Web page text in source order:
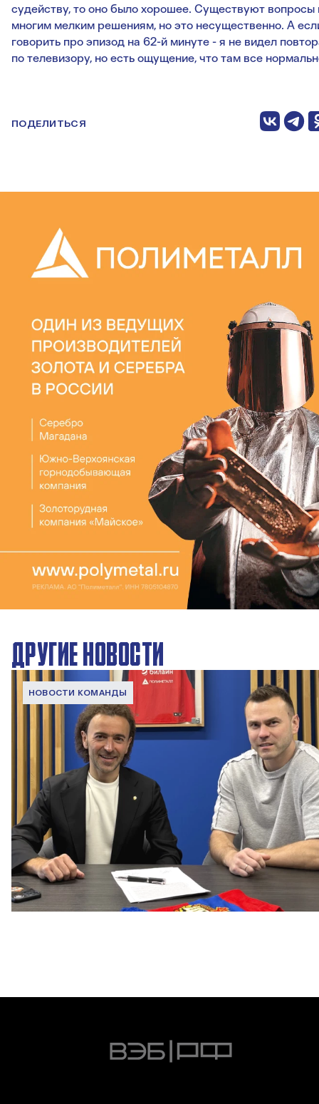
судейству, то оно было хорошее. Существуют вопросы
многим мелким решениям, но это несущественно. А
говорить про эпизод на 62-й минуте - я не видел
по телевизору, но есть ощущение, что там все
ПОДЕЛИТЬСЯ
ДРУГИЕ НОВОСТИ
НОВОСТИ КОМАНДЫ
Капитан – с нами!
2 ИЮНЯ 2026 12:55